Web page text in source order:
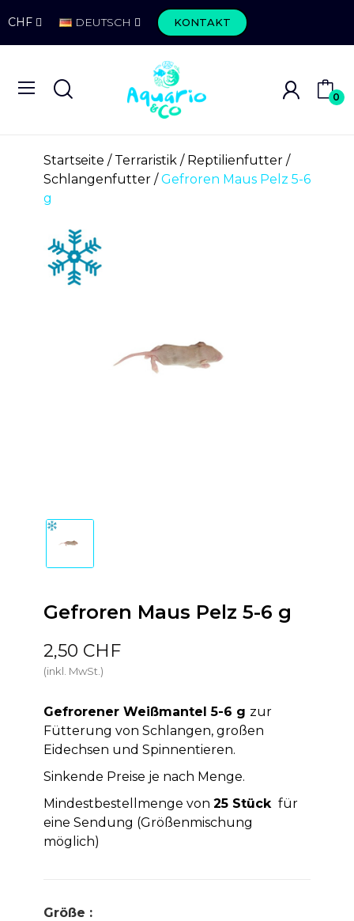
CHF DEUTSCH KONTAKT
0
Startseite Terraristik
Reptilienfutter
Schlangenfutter
Gefroren Maus Pelz 5-6
g
Gefroren Maus Pelz 5-6 g
2,50 CHF
(inkl. MwSt.)
Gefrorener Weißmantel 5-6 g zur
Fütterung von Schlangen, großen
Eidechsen und Spinnentieren.
Sinkende Preise je nach Menge.
Mindestbestellmenge von 25 Stück für
eine Sendung (Größenmischung
möglich)
Größe :